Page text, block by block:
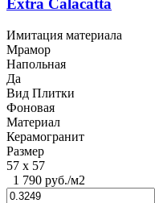
Extra Calacatta
Имитация материала
Мрамор
Напольная
Да
Вид Плитки
Фоновая
Материал
Керамогранит
Размер
57 x 57
1 790 руб./м2